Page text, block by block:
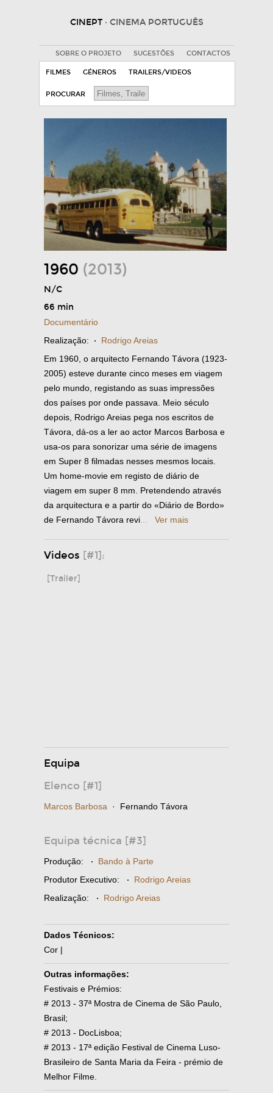
CINEPT · CINEMA PORTUGUÊS
SOBRE O PROJETO SUGESTÕES CONTACTOS
FILMES GÉNEROS TRAILERS/VIDEOS
PROCURAR
1960 (2013)
N/C
66 min
Documentário
Realização: · Rodrigo Areias
Em 1960, o arquitecto Fernando Távora (1923-
2005) esteve durante cinco meses em viagem
pelo mundo, registando as suas impressões
dos países por onde passava. Meio século
depois, Rodrigo Areias pega nos escritos de
Távora, dá-os a ler ao actor Marcos Barbosa e
usa-os para sonorizar uma série de imagens
em Super 8 filmadas nesses mesmos locais.
Um home-movie em registo de diário de
viagem em super 8 mm. Pretendendo através
da arquitectura e a partir do «Diário de Bordo»
de Fernando Távora revi
Ver mais
Videos [#1]:
[Trailer]
Equipa
Elenco [#1]
Marcos Barbosa · Fernando Távora
Equipa técnica [#3]
Produção: · Bando à Parte
Produtor Executivo: · Rodrigo Areias
Realização: · Rodrigo Areias
Dados Técnicos:
Cor |
Outras informações:
Festivais e Prémios:
# 2013 - 37ª Mostra de Cinema de São Paulo,
Brasil;
# 2013 - DocLisboa;
# 2013 - 17ª edição Festival de Cinema Luso-
Brasileiro de Santa Maria da Feira - prémio de
Melhor Filme.